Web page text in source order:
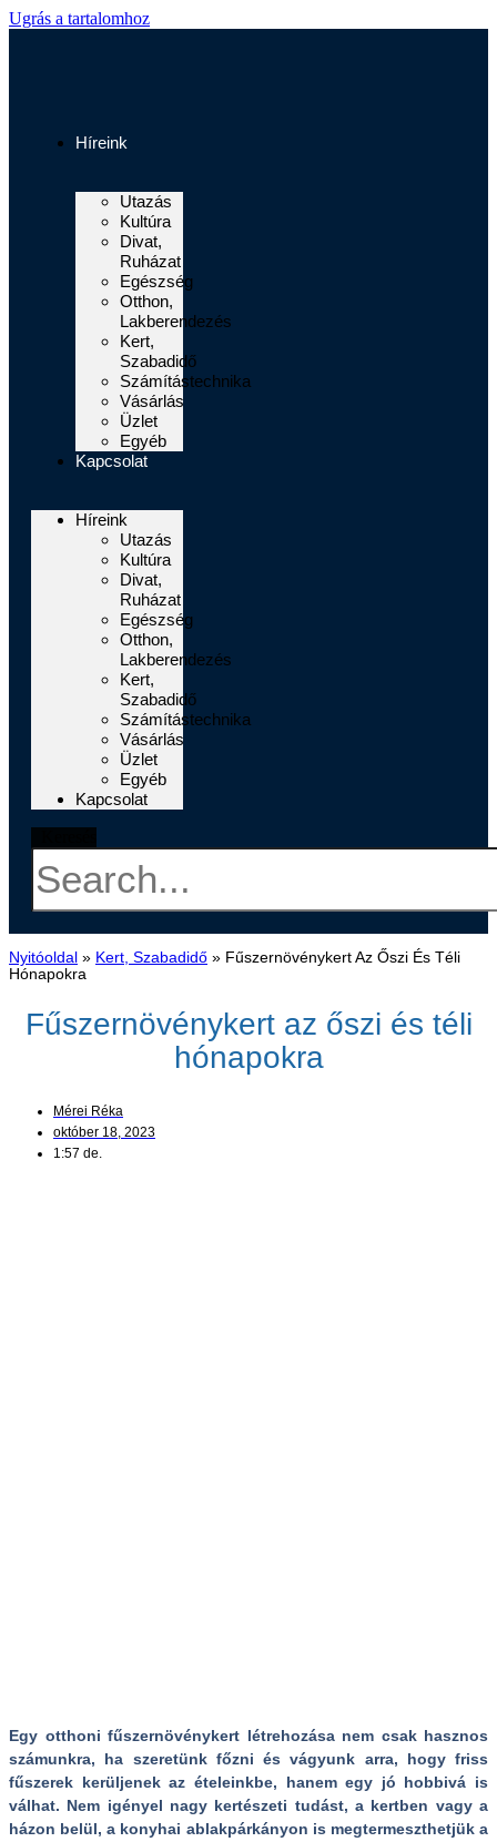
Ugrás a tartalomhoz
Híreink
Utazás
Kultúra
Divat,
Ruházat
Egészség
Otthon,
Lakberendezés
Kert,
Szabadidő
Számítástechnika
Vásárlás
Üzlet
Egyéb
Kapcsolat
Híreink
Utazás
Kultúra
Divat,
Ruházat
Egészség
Otthon,
Lakberendezés
Kert,
Szabadidő
Számítástechnika
Vásárlás
Üzlet
Egyéb
Kapcsolat
Nyitóoldal » Kert, Szabadidő » Fűszernövénykert Az Őszi És Téli
Hónapokra
Fűszernövénykert az őszi és téli
hónapokra
Mérei Réka
október 18, 2023
1:57 de.
Egy otthoni fűszernövénykert létrehozása nem csak hasznos
számunkra, ha szeretünk főzni és vágyunk arra, hogy friss
fűszerek kerüljenek az ételeinkbe, hanem egy jó hobbivá is
válhat. Nem igényel nagy kertészeti tudást, a kertben vagy a
házon belül, a konyhai ablakpárkányon is megtermeszthetjük a